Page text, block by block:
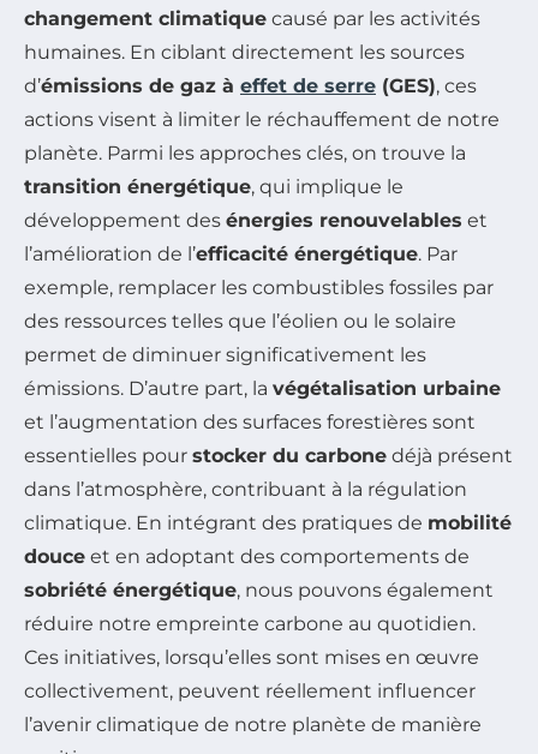
changement climatique causé par les activités
humaines. En ciblant directement les sources
d’émissions de gaz à effet de serre (GES), ces
actions visent à limiter le réchauffement de notre
planète. Parmi les approches clés, on trouve la
transition énergétique, qui implique le
développement des énergies renouvelables et
l’amélioration de l’efficacité énergétique. Par
exemple, remplacer les combustibles fossiles par
des ressources telles que l’éolien ou le solaire
permet de diminuer significativement les
émissions. D’autre part, la végétalisation urbaine
et l’augmentation des surfaces forestières sont
essentielles pour stocker du carbone déjà présent
dans l’atmosphère, contribuant à la régulation
climatique. En intégrant des pratiques de mobilité
douce et en adoptant des comportements de
sobriété énergétique, nous pouvons également
réduire notre empreinte carbone au quotidien.
Ces initiatives, lorsqu’elles sont mises en œuvre
collectivement, peuvent réellement influencer
l’avenir climatique de notre planète de manière